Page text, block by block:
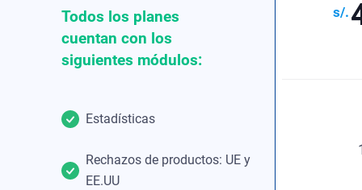
Todos los planes
cuentan con los
siguientes módulos:
Estadísticas
Rechazos de productos: UE y
EE.UU